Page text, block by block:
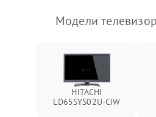
Модели
HITACHI
LD65SYS02U-CIW